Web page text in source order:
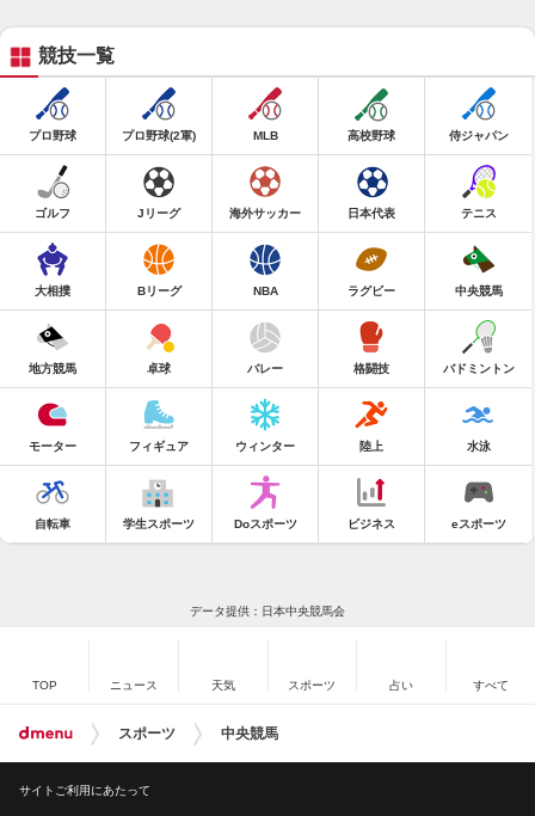
競技一覧
プロ野球 プロ野球(2軍) MLB 高校野球 侍ジャパン
ゴルフ Jリーグ 海外サッカー 日本代表 テニス
大相撲 Bリーグ NBA ラグビー 中央競馬
地方競馬 卓球 バレー 格闘技 バドミントン
モーター フィギュア ウィンター 陸上 水泳
自転車 学生スポーツ Doスポーツ ビジネス eスポーツ
データ提供：日本中央競馬会
TOP ニュース 天気 スポーツ 占い すべて
スポーツ 中央競馬
サイトご利用にあたって